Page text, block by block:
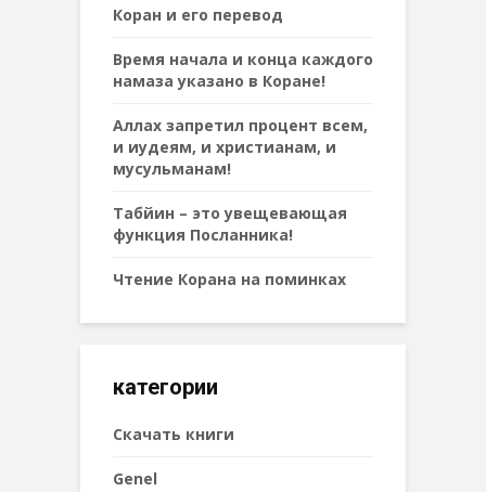
Коран и его перевод
Время начала и конца каждого
намаза указано в Коране!
Аллах запретил процент всем,
и иудеям, и христианам, и
мусульманам!
Табйин – это увещевающая
функция Посланника!
Чтение Корана на поминках
категории
Cкачать книги
Genel